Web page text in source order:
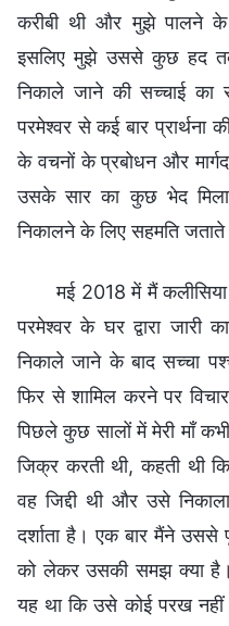
करीबी थी और मुझे पालने
इसलिए मुझे उससे कुछ हद
निकाले जाने की सच्चाई का
परमेश्वर से कई बार
के वचनों के प्रबोधन और
उसके सार का कुछ भेद
निकालने के लिए सहमति जताते
मई 2018 में मैं कलीसिया
परमेश्वर के घर द्वारा जारी
निकाले जाने के बाद सच्चा
फिर से शामिल करने पर
पिछले कुछ सालों में मेरी माँ
जिक्र करती थी, कहती थी
वह जिद्दी थी और उसे
दर्शाता है। एक बार मैंने
को लेकर उसकी समझ क्या
यह था कि उसे कोई परख